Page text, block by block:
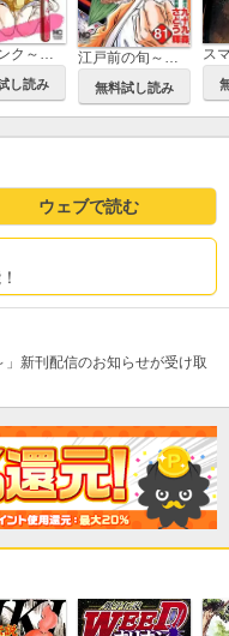
し読み
江戸前の旬～後編～（81巻～）
無料試し読み
ス
ウェブで読む
新刊配信のお知らせが受け取